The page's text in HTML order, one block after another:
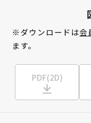
※ダウンロードは会
ます。
PDF(2D)